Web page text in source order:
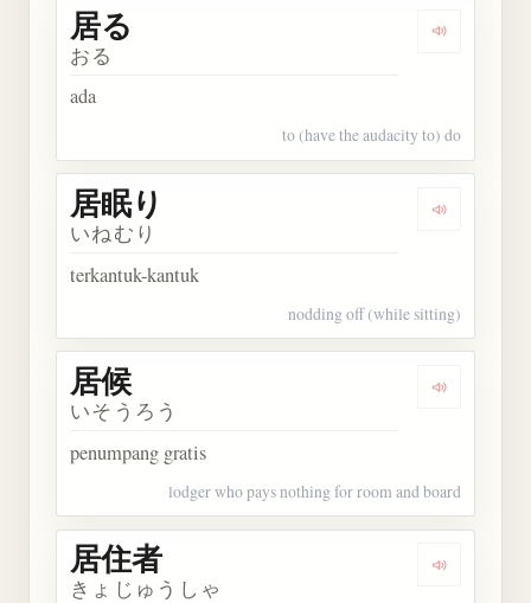
Dengarkan
居る
おる
ada
to (have the audacity to) do
Dengarkan
居眠り
いねむり
terkantuk-kantuk
nodding off (while sitting)
Dengarkan
居候
いそうろう
penumpang gratis
lodger who pays nothing for room and board
Dengarkan
居住者
きょじゅうしゃ